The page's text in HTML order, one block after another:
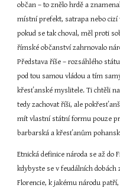
občan – to znělo hrdě a
místní prefekt, satrapa nebo cizí
pokud se tak choval, měl proti
římské občanství zahrnovalo
Představa říše – rozsáhlého
pod tou samou vládou a tím
křesťanské myslitele. Ti chtěli
tedy zachovat říši, ale
mít vlastní státní formu pouze
barbarská a křesťanům
Etnická definice národa se až do
kdybyste se v feudálních
Florencie, k jakému národu